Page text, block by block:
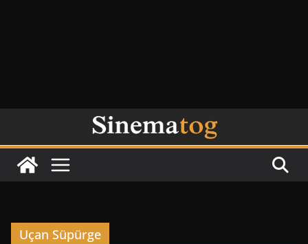
Uçan Süpürge